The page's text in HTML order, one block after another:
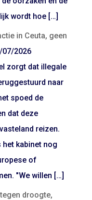
wordt hoe […]
in Ceuta, geen
07/2026
zorgt dat illegale
naar
spoed de
dat deze
reizen.
het kabinet nog
of
"We willen […]
droogte,